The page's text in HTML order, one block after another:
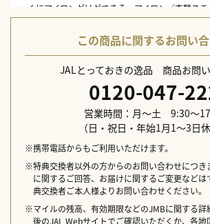
ぐにアイロンがけができる、アイロン／衣類ス
〔ハンディスチーマー〕
本体サイズ：W93×H217×D110〔mm〕
本体重量：750g
素材：ナイロン／ポリカーボネート／ステンレス
〔アイロンミトン〕
商品サイズ：W140×H235×D20〔mm〕、約55g
（収納用巾着サイズ：W350×H310〔mm〕）
材質：表地／綿100％（表面アルミコーティン
ポリウレタンフォーム
耐熱温度：200℃
この商品に関するお問い
JALとっておきの逸品 商品お問
0120-047-
営業時間：月～土 9:30～
（日・祝日・年始1月1～3日休
※携帯電話からもご利用いただけます。
※特典交換者以外の方からのお問い合わせにつき
に関するご回答、お届けに関するご変更など
典交換者ご本人様よりお問い合わせください。
※マイルの残高、有効期限などのJMBに関する詳
後のJAL Webサイトでご確認いただくか、各地